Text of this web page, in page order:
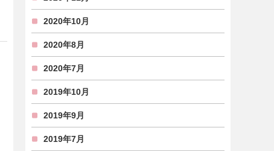
2020年10月
2020年8月
2020年7月
2019年10月
2019年9月
2019年7月